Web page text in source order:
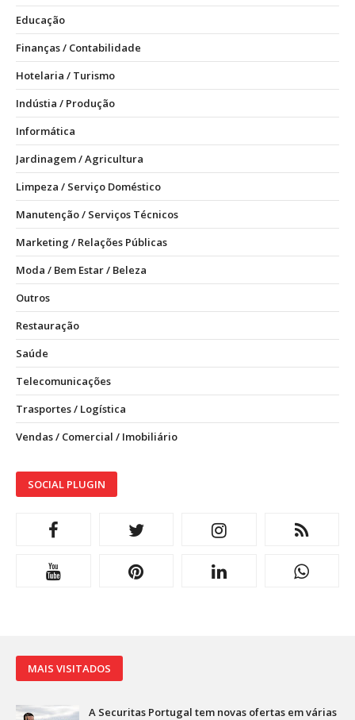
Educação
Finanças / Contabilidade
Hotelaria / Turismo
Indústia / Produção
Informática
Jardinagem / Agricultura
Limpeza / Serviço Doméstico
Manutenção / Serviços Técnicos
Marketing / Relações Públicas
Moda / Bem Estar / Beleza
Outros
Restauração
Saúde
Telecomunicações
Trasportes / Logística
Vendas / Comercial / Imobiliário
SOCIAL PLUGIN
MAIS VISITADOS
A Securitas Portugal tem novas ofertas em várias